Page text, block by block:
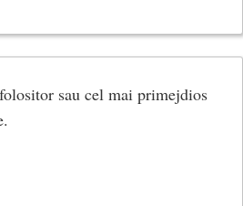
sau cel mai primejdios